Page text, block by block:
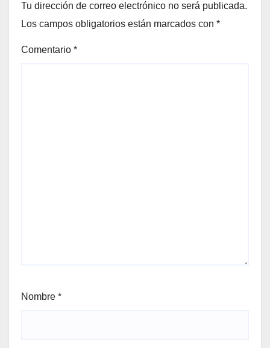
Tu dirección de correo electrónico no será publicada.
Los campos obligatorios están marcados con *
Comentario *
Nombre *